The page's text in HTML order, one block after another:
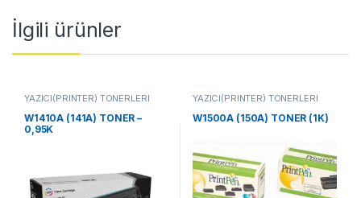
İlgili ürünler
YAZICI(PRİNTER) TONERLERİ
W1410A (141A) TONER –
0,95K
YAZICI(PRİNTER) TONERLERİ
W1500A (150A) TONER (1K)